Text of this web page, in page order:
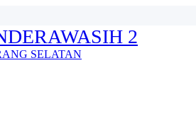
2
SELATAN